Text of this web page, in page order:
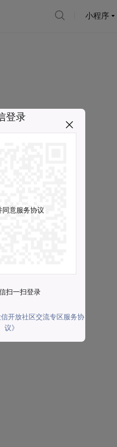
小程序
登录
同意服务协议
扫一扫登录
信开放社区交流专区服务协
议》